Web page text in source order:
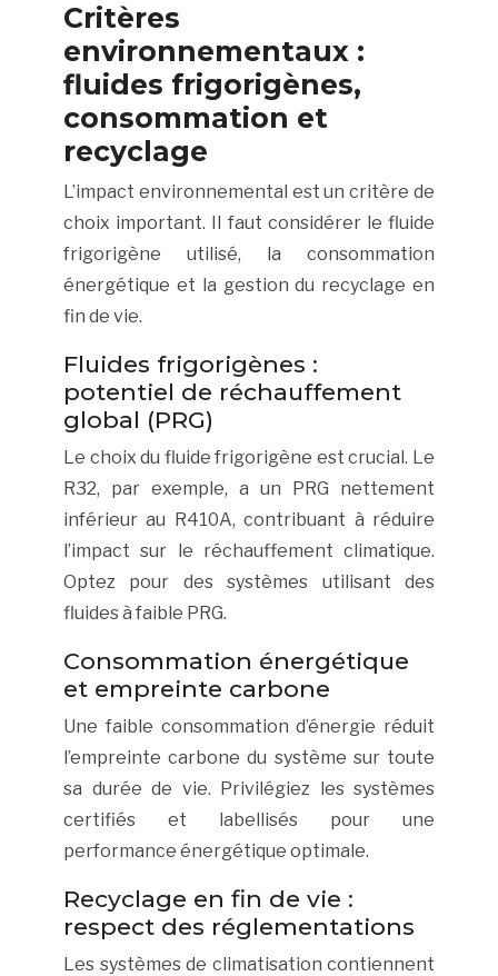
Critères
environnementaux :
fluides frigorigènes,
consommation et
recyclage
L’impact environnemental est un critère de
choix important. Il faut considérer le fluide
frigorigène utilisé, la consommation
énergétique et la gestion du recyclage en
fin de vie.
Fluides frigorigènes :
potentiel de réchauffement
global (PRG)
Le choix du fluide frigorigène est crucial. Le
R32, par exemple, a un PRG nettement
inférieur au R410A, contribuant à réduire
l’impact sur le réchauffement climatique.
Optez pour des systèmes utilisant des
fluides à faible PRG.
Consommation énergétique
et empreinte carbone
Une faible consommation d’énergie réduit
l’empreinte carbone du système sur toute
sa durée de vie. Privilégiez les systèmes
certifiés et labellisés pour une
performance énergétique optimale.
Recyclage en fin de vie :
respect des réglementations
Les systèmes de climatisation contiennent